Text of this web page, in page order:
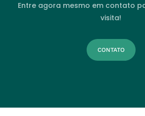
Entre agora mesmo em contato
visita!
CONTATO